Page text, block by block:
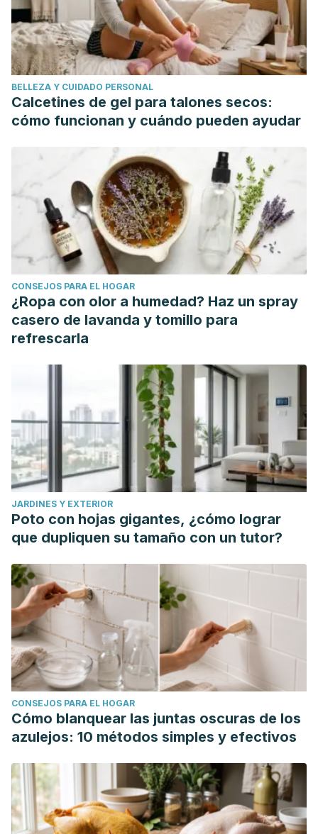
Argentina
16.2 (2010): 102-109.
Concha, Marcela. "Diagnóstico y terapia del virus papiloma
humano."Revista chilena de infectología24.3 (2007): 209-
214.
BELLEZA Y CUIDADO PERSONAL
Calcetines de gel para talones secos:
cómo funcionan y cuándo pueden ayudar
CONSEJOS PARA EL HOGAR
¿Ropa con olor a humedad? Haz un spray
casero de lavanda y tomillo para
refrescarla
JARDINES Y EXTERIOR
Poto con hojas gigantes, ¿cómo lograr
que dupliquen su tamaño con un tutor?
CONSEJOS PARA EL HOGAR
Cómo blanquear las juntas oscuras de los
azulejos: 10 métodos simples y efectivos